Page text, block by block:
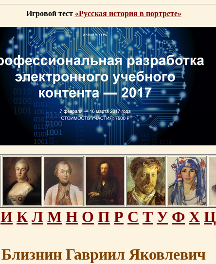
Игровой тест «Русская история в портрете»
И К Л М Н О П Р С Т У Ф Х Ц
Близнин Гавриил Яковлевич